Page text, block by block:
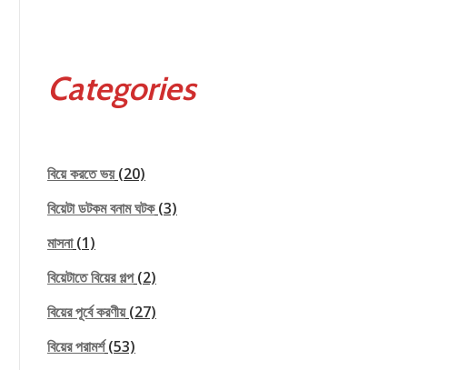
Categories
বিয়ে করতে ভয়(20)
বিয়েটা ডটকম বনাম ঘটক(3)
মাসনা(1)
বিয়েটাতে বিয়ের গল্প(2)
বিয়ের পূর্বে করণীয়(27)
বিয়ের পরামর্শ(53)